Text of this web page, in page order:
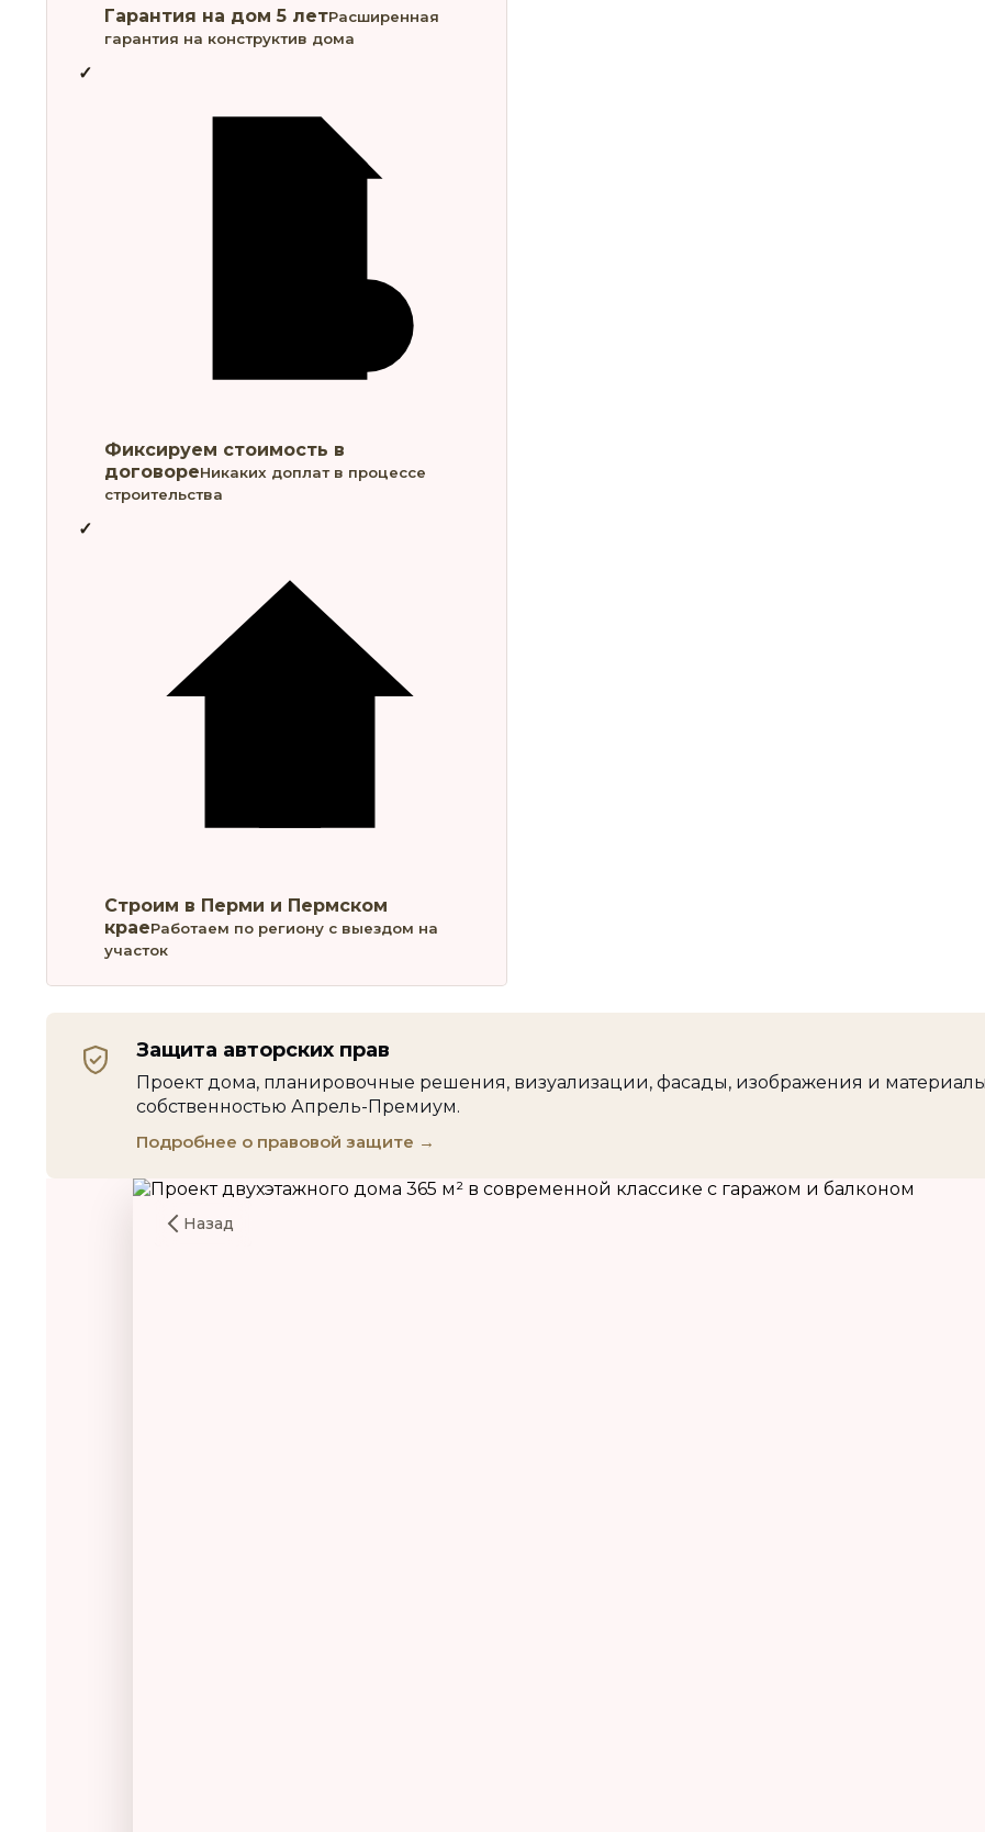
Гарантия на дом 5 летРасширенная
гарантия на конструктив дома
Фиксируем стоимость в
договореНикаких доплат в процессе
строительства
Строим в Перми и Пермском
краеРаботаем по региону с выездом на
участок
Защита авторских прав
Проект дома, планировочные решения, визуализации, фасады, изображения и
собственностью Апрель-Премиум.
Подробнее о правовой защите →
Назад